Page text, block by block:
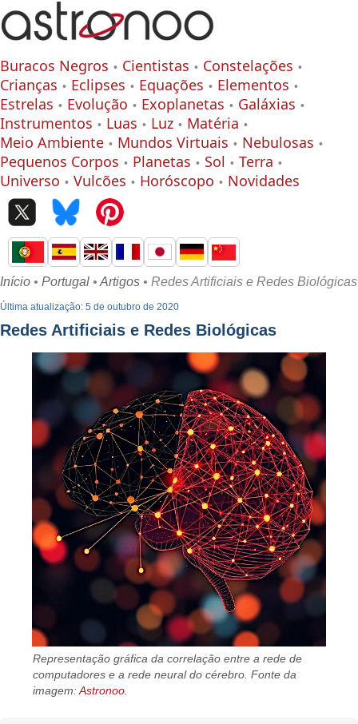
Buracos Negros Cientistas
Constelações
Crianças
Eclipses Equações
Elementos
Estrelas
Evolução Exoplanetas
Galáxias
Instrumentos
Luas Luz
Matéria
Meio Ambiente
Mundos Virtuais
Nebulosas
Pequenos Corpos
Planetas Sol
Terra
Universo
Vulcões Horóscopo Novidades
Início • Portugal • Artigos • Redes Artificiais e Redes Biológicas
Última atualização: 5 de outubro de 2020
Redes Artificiais e Redes Biológicas
Representação gráfica da correlação entre a rede de
computadores e a rede neural do cérebro. Fonte da
imagem:Astronoo.